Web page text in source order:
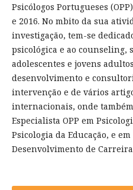
Psicólogos Portugueses
e 2016. No mbito da sua
investigação, tem-se
psicológica e ao counseling,
adolescentes e jovens
desenvolvimento e
intervenção e de vários
internacionais, onde
Especialista OPP em
Psicologia da Educação, e
Desenvolvimento de